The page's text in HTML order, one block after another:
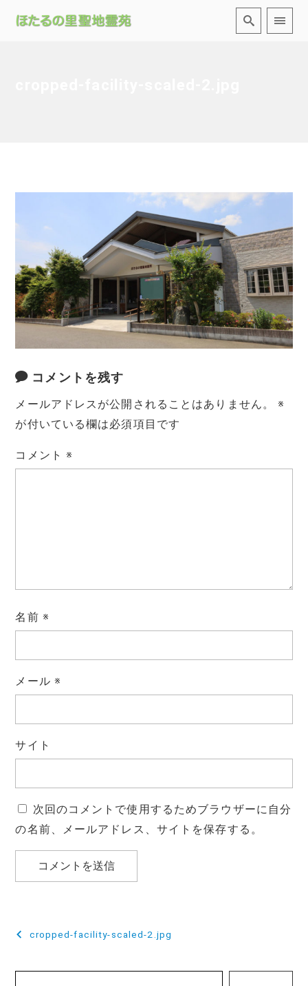
コメントを残す
メールアドレスが公開されることはありません。
※
が付いている欄は必須項目です
コメント※
名前 ※
メール ※
サイト
次回のコメントで使用するためブラウザーに自分
の名前、メールアドレス、サイトを保存する。
投
cropped-facility-scaled-2.jpg